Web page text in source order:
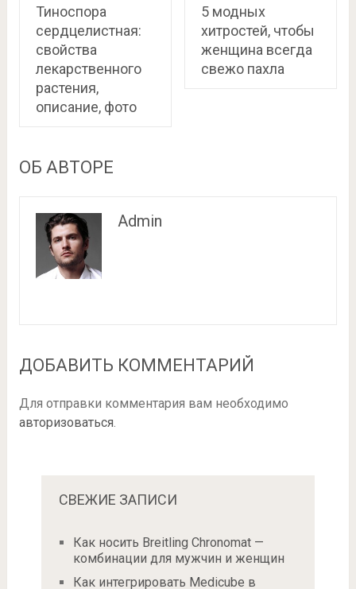
Тиноспора
сердцелистная:
свойства
лекарственного
растения,
описание, фото
5 модных
хитростей, чтобы
женщина всегда
свежо пахла
ОБ АВТОРЕ
Admin
ДОБАВИТЬ КОММЕНТАРИЙ
Для отправки комментария вам необходимо
авторизоваться.
СВЕЖИЕ ЗАПИСИ
Как носить Breitling Chronomat —
комбинации для мужчин и женщин
Как интегрировать Medicube в